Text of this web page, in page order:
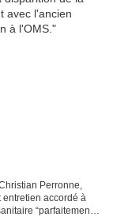
Perronne,
accordé à
“parfaitement